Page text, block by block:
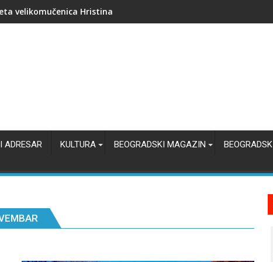
je nastalo hrišćanstvo i kako je postalo svetska religija?
ADRESAR KULTURA BEOGRADSKI MAGAZIN